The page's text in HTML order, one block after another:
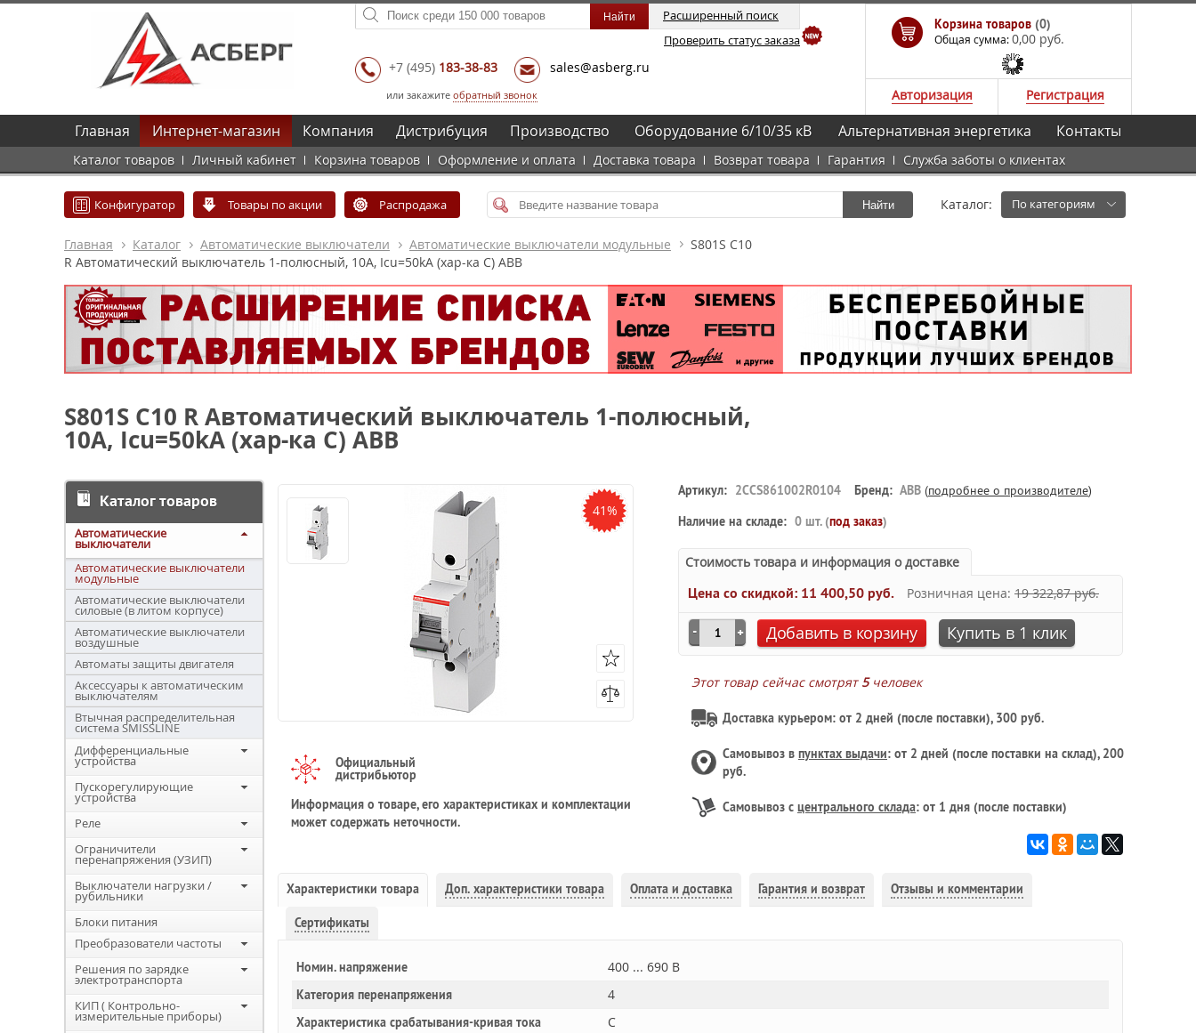
Расширенный поиск
Проверить статус заказа
+7 (495) 183-38-83 sales@asberg.ru
или закажите обратный звонок
Корзина товаров (0)
Общая сумма:0,00 руб.
Авторизация Регистрация
Главная Интернет-магазин
Каталог товаров Личный кабинет Корзина товаров Оформление и оплата Доставка товара Возврат товара Гарантия Служба заботы о клиентах
Компания Дистрибуция Производство Оборудование 6/10/35 кВ Альтернативная энергетика Контакты
Конфигуратор Товары по акции Распродажа Найти Каталог: По категориям
Главная Каталог Автоматические выключатели Автоматические выключатели модульные
S801S C10
R Автоматический выключатель 1-полюсный, 10А, Icu=50kA (хар-ка C) ABB
S801S C10 R Автоматический выключатель 1-полюсный,
10А, Icu=50kA (хар-ка C) ABB
Каталог товаров
Автоматические
выключатели
Автоматические выключатели
модульные
Автоматические выключатели
силовые (в литом корпусе)
Автоматические выключатели
воздушные
Автоматы защиты двигателя
Аксессуары к автоматическим
выключателям
Втычная распределительная
система SMISSLINE
Дифференциальные
устройства
Пускорегулирующие
устройства
Реле
Ограничители
перенапряжения (УЗИП)
Выключатели нагрузки /
рубильники
Блоки питания
Преобразователи частоты
Решения по зарядке
электротранспорта
КИП ( Контрольно-
измерительные приборы)
41%
Официальный
дистрибьютор
Информация о товаре, его характеристиках и комплектации
может содержать неточности.
Артикул: 2CCS861002R0104 Бренд: ABB (подробнее о производителе)
Наличие на складе: 0 шт. (под заказ)
Стоимость товара и информация о доставке
Цена со скидкой: 11 400,50 руб. Розничная цена: 19 322,87 руб.
Добавить в корзину Купить в 1 клик
Этот товар сейчас смотрят 5человек
Доставка курьером: от 2 дней (после поставки), 300 руб.
Самовывоз в пунктах выдачи: от 2 дней (после поставки на склад), 200
руб.
Самовывоз с центрального склада: от 1 дня (после поставки)
Характеристики товара Доп. характеристики товара Оплата и доставка Гарантия и возврат Отзывы и комментарии
Сертификаты
Номин. напряжение 400 ... 690 В
Категория перенапряжения 4
Характеристика срабатывания-кривая тока C